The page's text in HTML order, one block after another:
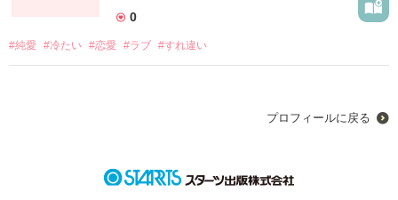
0
#純愛 #冷たい #恋愛 #ラブ #すれ違い
プロフィールに戻る